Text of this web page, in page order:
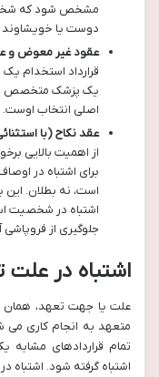
مشخص شود که شخص
دوست یا خویشاوند
عقود غیر معوض و
قرارداد استخدام
یک پزشک متخصص
اصلی انتخاب اوست.
عقد نکاح (با
برای اشتباه در
است، نه بطلان. این
اشتباه در شخصیت
جلوگیری از
اشتباه در
علت یا جهت تعهد، همان
متعهد به انجام کاری
تمام قراردادهای
اشتباه گرفته شود.